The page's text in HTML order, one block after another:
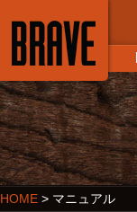
HOME > マニュアル